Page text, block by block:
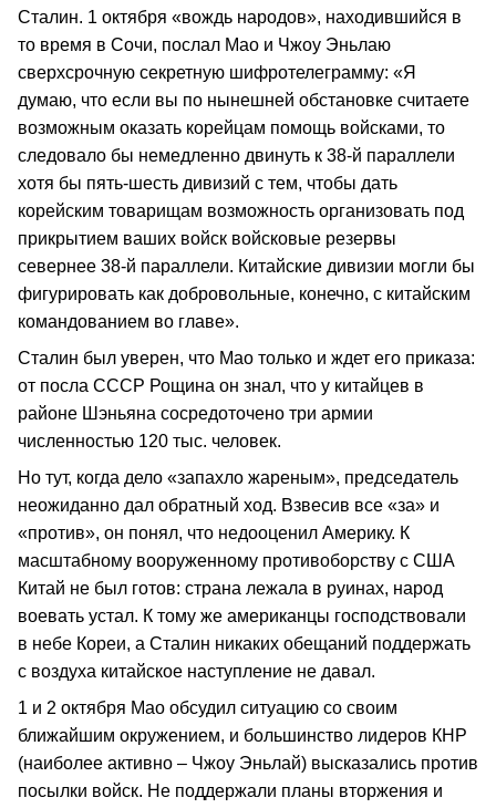
Сталин. 1 октября «вождь народов», находившийся в
то время в Сочи, послал Мао и Чжоу Эньлаю
сверхсрочную секретную шифротелеграмму: «Я
думаю, что если вы по нынешней обстановке считаете
возможным оказать корейцам помощь войсками, то
следовало бы немедленно двинуть к 38-й параллели
хотя бы пять-шесть дивизий с тем, чтобы дать
корейским товарищам возможность организовать под
прикрытием ваших войск войсковые резервы
севернее 38-й параллели. Китайские дивизии могли бы
фигурировать как добровольные, конечно, с китайским
командованием во главе».
Сталин был уверен, что Мао только и ждет его приказа:
от посла СССР Рощина он знал, что у китайцев в
районе Шэньяна сосредоточено три армии
численностью 120 тыс. человек.
Но тут, когда дело «запахло жареным», председатель
неожиданно дал обратный ход. Взвесив все «за» и
«против», он понял, что недооценил Америку. К
масштабному вооруженному противоборству с США
Китай не был готов: страна лежала в руинах, народ
воевать устал. К тому же американцы господствовали
в небе Кореи, а Сталин никаких обещаний поддержать
с воздуха китайское наступление не давал.
1 и 2 октября Мао обсудил ситуацию со своим
ближайшим окружением, и большинство лидеров КНР
(наиболее активно – Чжоу Эньлай) высказались против
посылки войск. Не поддержали планы вторжения и